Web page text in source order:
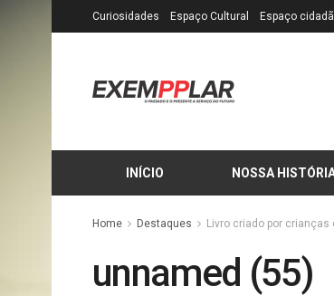
Curiosidades Espaço Cultural Espaço
INÍCIO NOSSA
Home Destaques Livro criado por
unnamed (55)